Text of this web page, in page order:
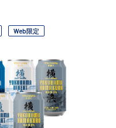
Web限定